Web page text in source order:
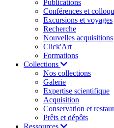
Publications
Conférences et
Excursions et voyages
Recherche
Nouvelles acquisitions
Click'Art
Formations
Collections
Nos collections
Galerie
Expertise scientifique
Acquisition
Conservation et
Prêts et dépôts
Ressources